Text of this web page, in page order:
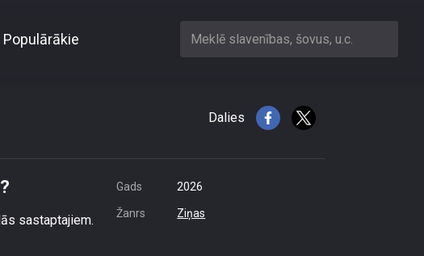
Populārākie Meklē slavenības, šovus, u.c.
Dalies
sastaptajiem.
Gads 2026
Žanrs Ziņas